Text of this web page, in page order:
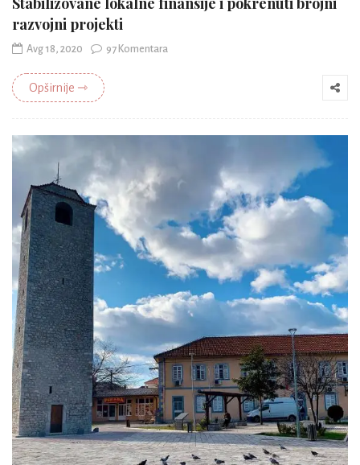
razvojni projekti
Avg 18, 2020 97 Komentara
Opširnije ⇾